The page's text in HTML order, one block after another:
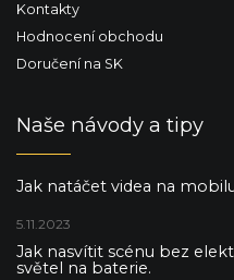
Kontakty
Hodnocení obchodu
Doručení na SK
Naše návody a tipy
Jak natáčet videa na
5.11.2023
Jak nasvítit scénu bez
světel na baterie.